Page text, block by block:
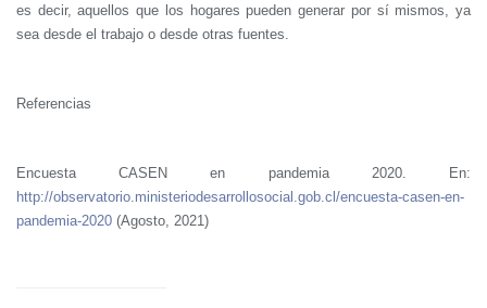
es decir, aquellos que los hogares pueden generar por sí mismos, ya
sea desde el trabajo o desde otras fuentes.
Referencias
Encuesta CASEN en pandemia 2020. En:
http://observatorio.ministeriodesarrollosocial.gob.cl/encuesta-casen-en-
pandemia-2020 (Agosto, 2021)